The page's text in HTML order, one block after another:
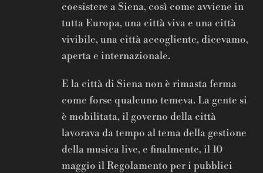
coesistere a Siena, così come avviene in
tutta Europa, una città viva e una città
vivibile, una città accogliente, dicevamo,
aperta e internazionale.
E la città di Siena non è rimasta ferma
come forse qualcuno temeva. La gente si
è mobilitata, il governo della città
lavorava da tempo al tema della gestione
della musica live, e finalmente, il 10
maggio il Regolamento per i pubblici